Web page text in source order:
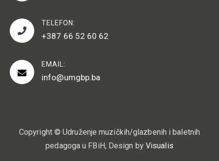
TELEFON:
+387 66 52 60 62
EMAIL:
info@umgbp.ba
Copyright © Udruženje muzičkih/glazbenih i baletnih
pedagoga u FBiH, Design by Visualis